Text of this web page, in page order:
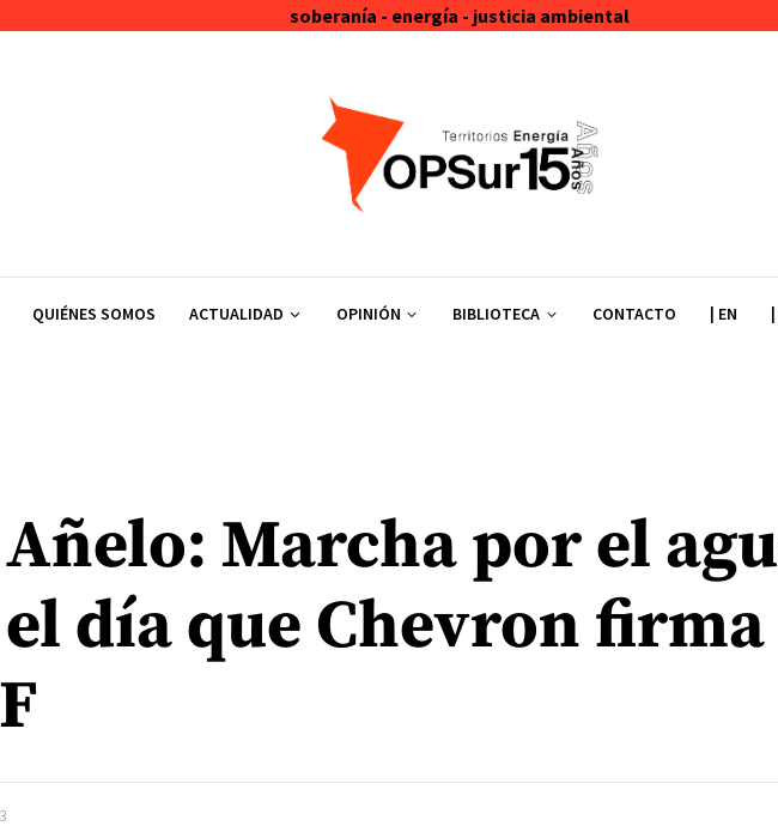
soberanía - energía - justicia ambiental
QUIÉNES SOMOS ACTUALIDAD OPINIÓN BIBLIOTECA CONTACTO | EN
Marcha por el
día que Chevron firma